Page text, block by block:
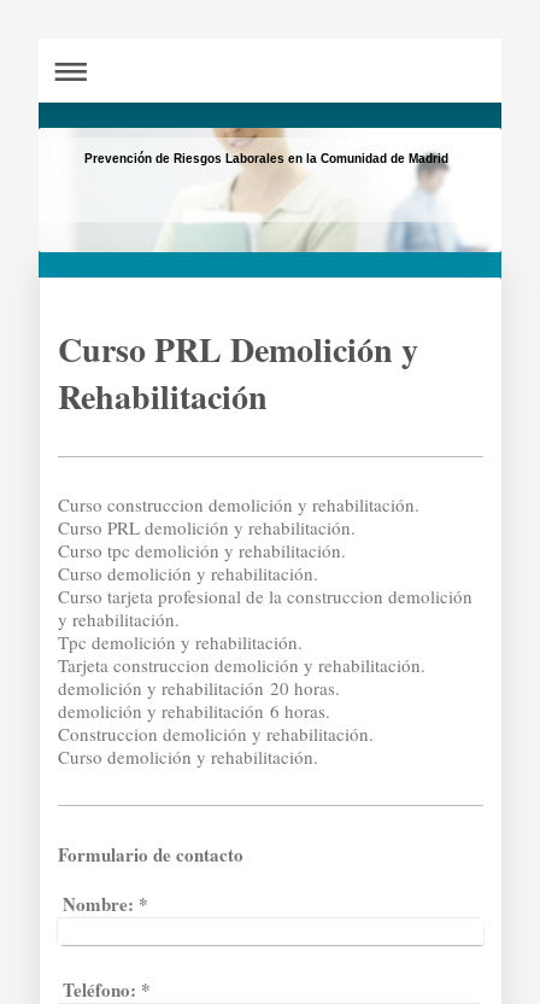
Prevención de Riesgos Laborales en la Comunidad de Madrid
Curso PRL Demolición y
Rehabilitación
Curso construccion demolición y rehabilitación.
Curso PRL demolición y rehabilitación.
Curso tpc demolición y rehabilitación.
Curso demolición y rehabilitación.
Curso tarjeta profesional de la construccion demolición
y rehabilitación.
Tpc demolición y rehabilitación.
Tarjeta construccion demolición y rehabilitación.
demolición y rehabilitación 20 horas.
demolición y rehabilitación 6 horas.
Construccion demolición y rehabilitación.
Curso demolición y rehabilitación.
Formulario de contacto
Nombre: *
Teléfono: *